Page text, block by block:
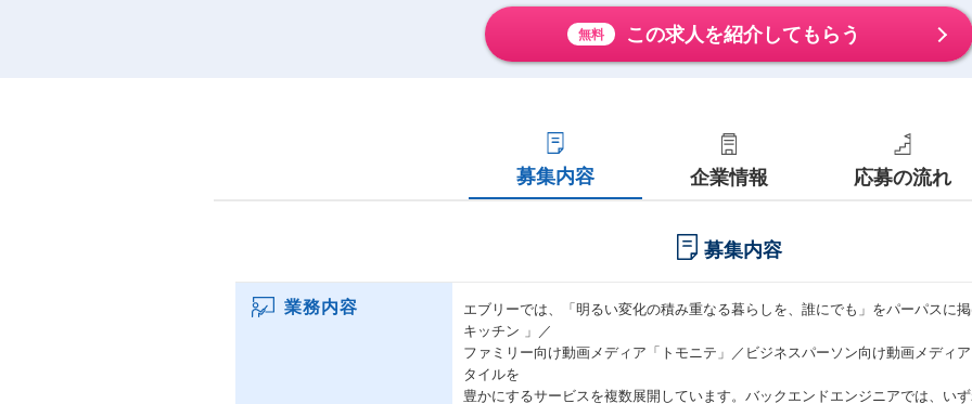
無料 この求人を紹介してもらう
募集内容 企業情報 応募の流れ
募集内容
業務内容
エブリーでは、「明るい変化の積み重なる暮らしを、誰にでも」をパーパスに
キッチン 」／
ファミリー向け動画メディア「トモニテ」／ビジネスパーソン向け動画メディ
タイルを
豊かにするサービスを複数展開しています。バックエンドエンジニアでは、い